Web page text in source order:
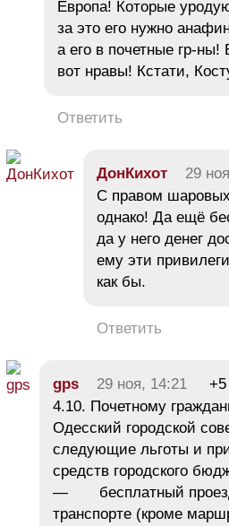
Европа! Которые
за это его нужно
а его в почетные гр-ны!
вот нравы! Кстати,
Ответить
ДонКихот 29
С правом
однако! Да ещё
да у него денег
ему эти
как бы.
Ответить
gps 29 ноя, 14:21
+5
4.10. Почетному
Одесский городской
следующие льготы и
средств городского
— бесплатный проезд
транспорте (кроме